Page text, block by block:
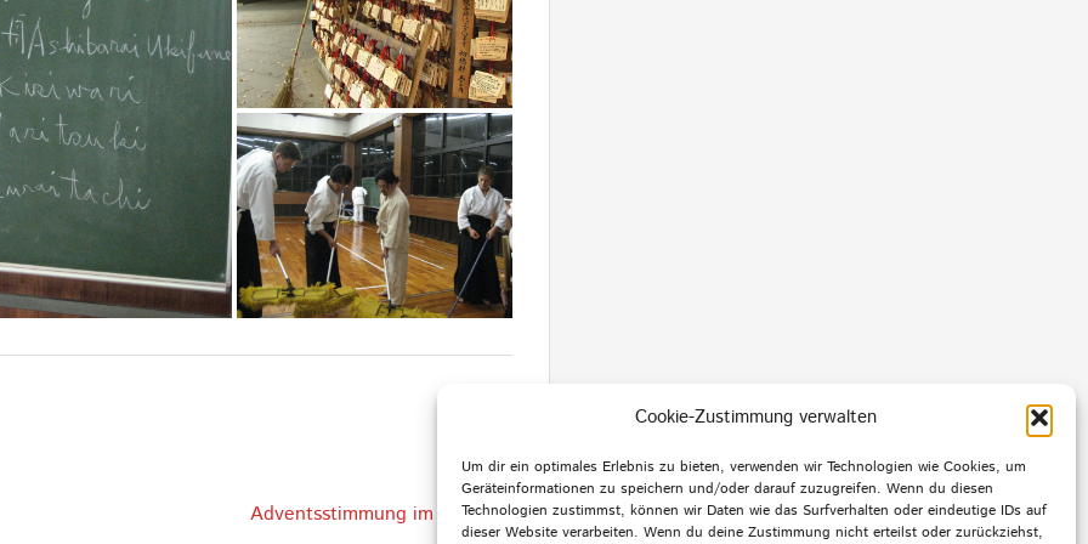
Cookie-Zustimmung verwalten
Um dir ein optimales Erlebnis zu bieten, verwenden wir Technologien wie Cookies, um
Geräteinformationen zu speichern und/oder darauf zuzugreifen. Wenn du diesen
Technologien zustimmst, können wir Daten wie das Surfverhalten oder eindeutige IDs auf
dieser Website verarbeiten. Wenn du deine Zustimmung nicht erteilst oder zurückziehst,
Adventsstimmung im AZUNU